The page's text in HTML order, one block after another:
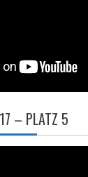
– PLATZ 5